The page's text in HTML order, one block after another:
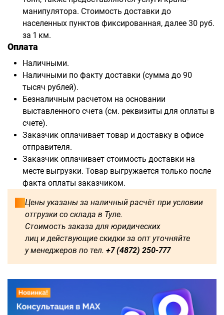
манипулятора. Стоимость доставки до
населенных пунктов фиксированная, далее 30 руб.
за 1 км.
Оплата
Наличными.
Наличными по факту доставки (сумма до 90
тысяч рублей).
Безналичным расчетом на основании
выставленного счета (см. реквизиты для оплаты в
счете).
Заказчик оплачивает товар и доставку в офисе
отправителя.
Заказчик оплачивает стоимость доставки на
месте выгрузки. Товар выгружается только после
факта оплаты заказчиком.
Цены указаны за наличный расчёт при условии
отгрузки со склада в Туле.
Стоимость заказа для юридических
лиц и действующие скидки за опт уточняйте
у менеджеров по тел. +7 (4872) 250-777